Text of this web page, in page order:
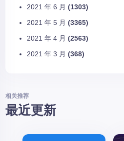
2021 年 6 月 (1303)
2021 年 5 月 (3365)
2021 年 4 月 (2563)
2021 年 3 月 (368)
相关推荐
最近更新